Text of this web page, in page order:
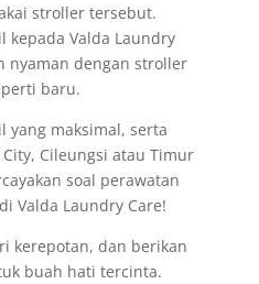
stroller tersebut.
kepada Valda Laundry
nyaman dengan stroller
baru.
yang maksimal, serta
Cileungsi atau Timur
soal perawatan
Valda Laundry Care!
kerepotan, dan berikan
buah hati tercinta.